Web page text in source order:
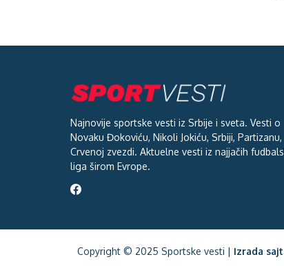
Najnovije sportske vesti iz Srbije i sveta. Vesti o
Novaku Đokoviću, Nikoli Jokiću, Srbiji, Partizanu,
Crvenoj zvezdi. Aktuelne vesti iz najjačih
liga širom Evrope.
Copyright © 2025 Sportske vesti | Izrada